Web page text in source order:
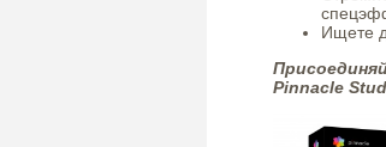
Ищете
Pinnacle